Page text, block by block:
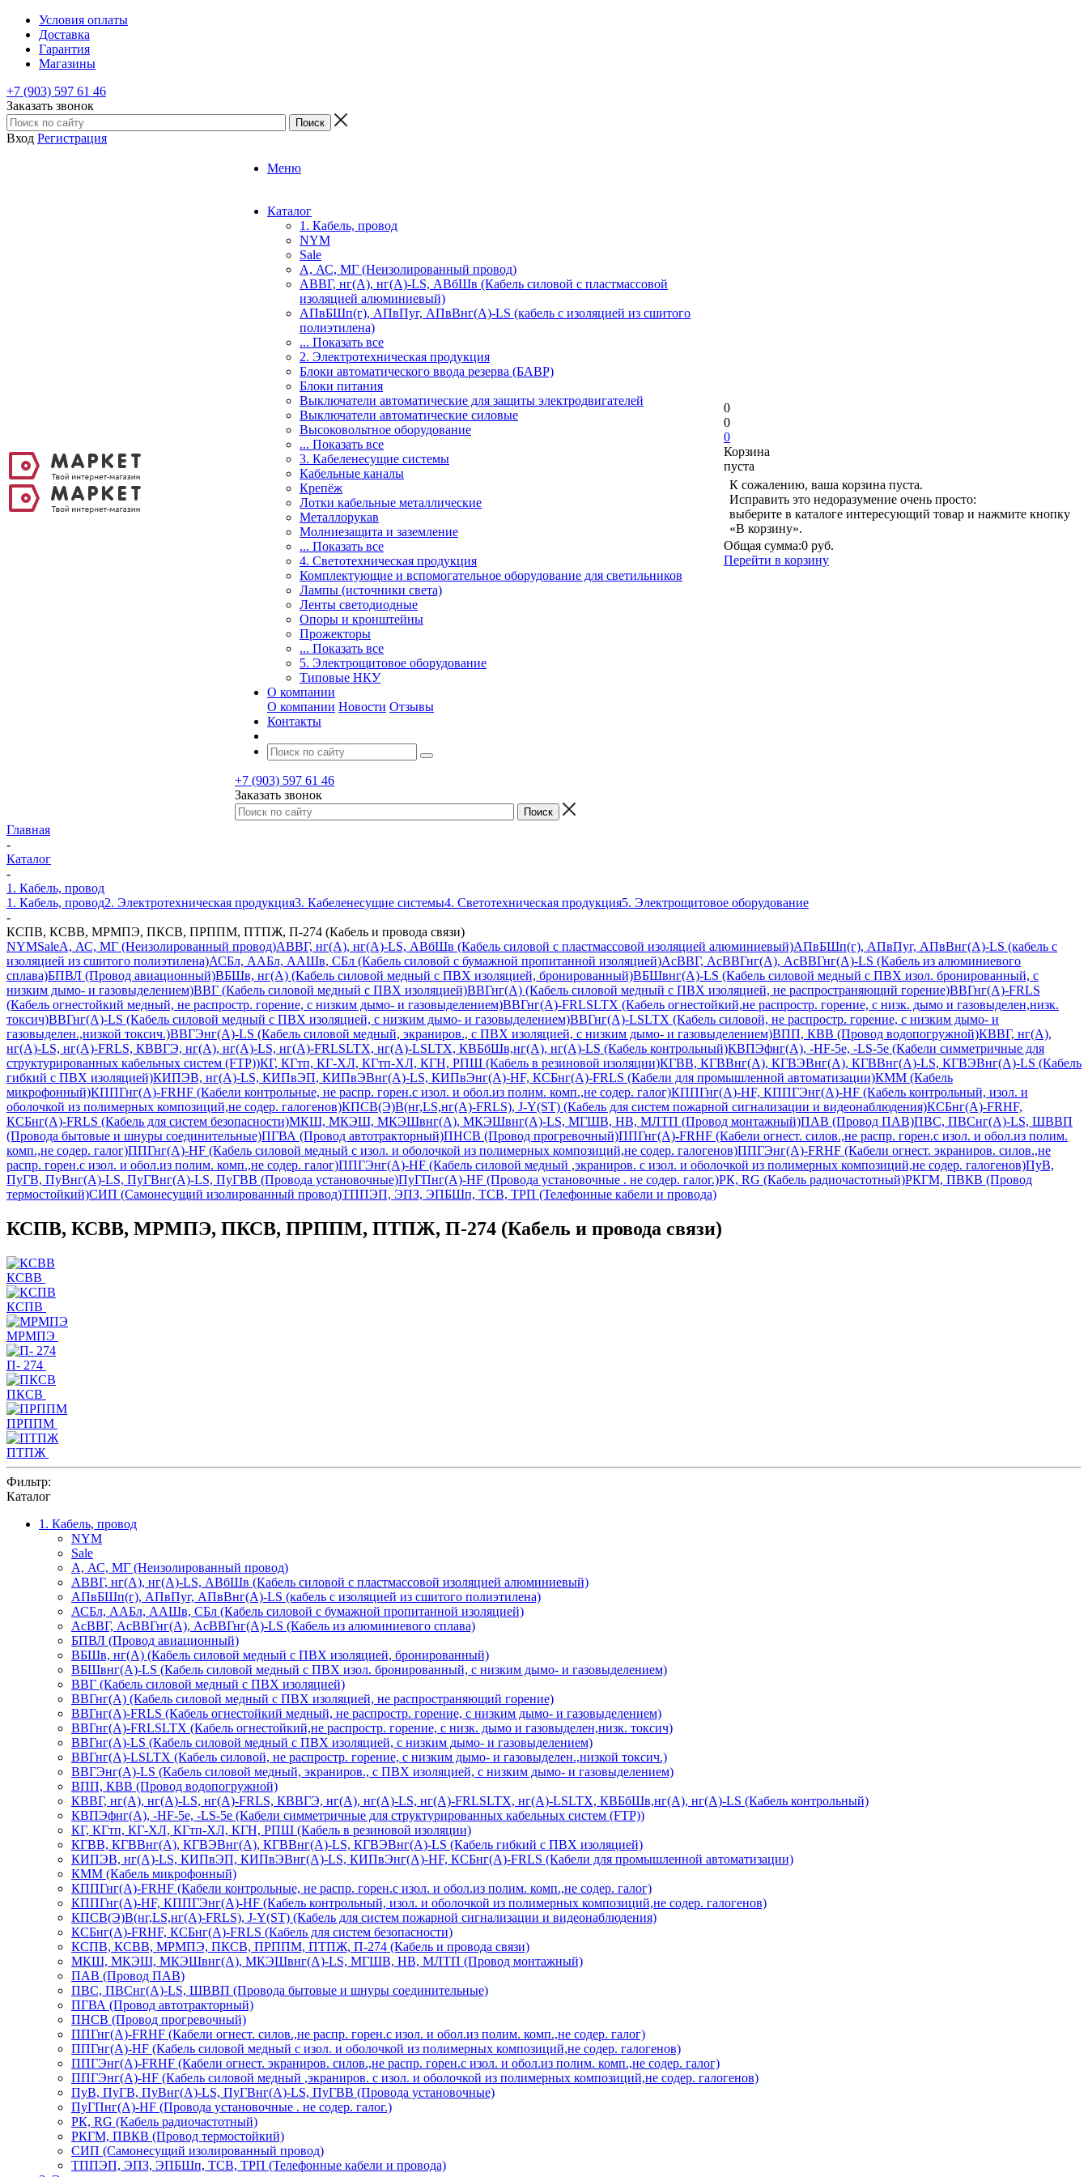
Условия оплаты
Доставка
Гарантия
Магазины
+7 (903) 597 61 46
Заказать звонок
Вход Регистрация
Меню
Каталог
1. Кабель, провод
NYM
Sale
А, АС, МГ (Неизолированный провод)
АВВГ, нг(А), нг(А)-LS, АВбШв (Кабель силовой с пластмассовой
изоляцией алюминиевый)
АПвБШп(г), АПвПуг, АПвВнг(А)-LS (кабель с изоляцией из сшитого
полиэтилена)
... Показать все
2. Электротехническая продукция
Блоки автоматического ввода резерва (БАВР)
Блоки питания
Выключатели автоматические для защиты электродвигателей
Выключатели автоматические силовые
Высоковольтное оборудование
... Показать все
3. Кабеленесущие системы
Кабельные каналы
Крепёж
Лотки кабельные металлические
Металлорукав
Молниезащита и заземление
... Показать все
4. Светотехническая продукция
Комплектующие и вспомогательное оборудование для светильников
Лампы (источники света)
Ленты светодиодные
Опоры и кронштейны
Прожекторы
... Показать все
5. Электрощитовое оборудование
Типовые НКУ
О компании
О компании Новости Отзывы
Контакты
+7 (903) 597 61 46
Заказать звонок
0
0
0
Корзина
пуста
К сожалению, ваша корзина пуста.
Исправить это недоразумение очень просто:
выберите в каталоге интересующий товар и нажмите кнопку
«В корзину».
Общая сумма:0 руб.
Перейти в корзину
Главная
-
Каталог
-
1. Кабель, провод
1. Кабель, провод2. Электротехническая продукция3. Кабеленесущие системы4. Светотехническая продукция5. Электрощитовое оборудование
-
КСПВ, КСВВ, МРМПЭ, ПКСВ, ПРППМ, ПТПЖ, П-274 (Кабель и провода связи)
NYMSaleА, АС, МГ (Неизолированный провод)АВВГ, нг(А), нг(А)-LS, АВбШв (Кабель силовой с пластмассовой изоляцией алюминиевый)АПвБШп(г), АПвПуг, АПвВнг(А)-LS (кабель с
изоляцией из сшитого полиэтилена)АСБл, ААБл, ААШв, СБл (Кабель силовой с бумажной пропитанной изоляцией)АсВВГ, АсВВГнг(А), АсВВГнг(А)-LS (Кабель из алюминиевого
сплава)БПВЛ (Провод авиационный)ВБШв, нг(А) (Кабель силовой медный с ПВХ изоляцией, бронированный)ВБШвнг(А)-LS (Кабель силовой медный с ПВХ изол. бронированный, с
низким дымо- и газовыделением)ВВГ (Кабель силовой медный с ПВХ изоляцией)ВВГнг(А) (Кабель силовой медный с ПВХ изоляцией, не распространяющий горение)ВВГнг(А)-FRLS
(Кабель огнестойкий медный, не распростр. горение, с низким дымо- и газовыделением)ВВГнг(А)-FRLSLTX (Кабель огнестойкий,не распростр. горение, с низк. дымо и газовыделен,низк.
токсич)ВВГнг(А)-LS (Кабель силовой медный с ПВХ изоляцией, с низким дымо- и газовыделением)ВВГнг(А)-LSLTX (Кабель силовой, не распростр. горение, с низким дымо- и
газовыделен.,низкой токсич.)ВВГЭнг(А)-LS (Кабель силовой медный, экраниров., с ПВХ изоляцией, с низким дымо- и газовыделением)ВПП, КВВ (Провод водопогружной)КВВГ, нг(А),
нг(А)-LS, нг(А)-FRLS, КВВГЭ, нг(А), нг(А)-LS, нг(А)-FRLSLTX, нг(А)-LSLTX, КВБбШв,нг(А), нг(А)-LS (Кабель контрольный)КВПЭфнг(А), -HF-5e, -LS-5е (Кабели симметричные для
структурированных кабельных систем (FTP))КГ, КГтп, КГ-ХЛ, КГтп-ХЛ, КГН, РПШ (Кабель в резиновой изоляции)КГВВ, КГВВнг(А), КГВЭВнг(А), КГВВнг(А)-LS, КГВЭВнг(А)-LS (Кабель
гибкий с ПВХ изоляцией)КИПЭВ, нг(А)-LS, КИПвЭП, КИПвЭВнг(А)-LS, КИПвЭнг(А)-HF, КСБнг(А)-FRLS (Кабели для промышленной автоматизации)КММ (Кабель
микрофонный)КППГнг(А)-FRHF (Кабели контрольные, не распр. горен.с изол. и обол.из полим. комп.,не содер. галог)КППГнг(А)-HF, КППГЭнг(А)-HF (Кабель контрольный, изол. и
оболочкой из полимерных композиций,не содер. галогенов)КПСВ(Э)В(нг,LS,нг(А)-FRLS), J-Y(ST) (Кабель для систем пожарной сигнализации и видеонаблюдения)КСБнг(А)-FRHF,
КСБнг(А)-FRLS (Кабель для систем безопасности)МКШ, МКЭШ, МКЭШвнг(А), МКЭШвнг(А)-LS, МГШВ, НВ, МЛТП (Провод монтажный)ПАВ (Провод ПАВ)ПВС, ПВСнг(А)-LS, ШВВП
(Провода бытовые и шнуры соединительные)ПГВА (Провод автотракторный)ПНСВ (Провод прогревочный)ППГнг(А)-FRHF (Кабели огнест. силов.,не распр. горен.с изол. и обол.из полим.
комп.,не содер. галог)ППГнг(А)-HF (Кабель силовой медный с изол. и оболочкой из полимерных композиций,не содер. галогенов)ППГЭнг(А)-FRHF (Кабели огнест. экраниров. силов.,не
распр. горен.с изол. и обол.из полим. комп.,не содер. галог)ППГЭнг(А)-HF (Кабель силовой медный ,экраниров. с изол. и оболочкой из полимерных композиций,не содер. галогенов)ПуВ,
ПуГВ, ПуВнг(А)-LS, ПуГВнг(А)-LS, ПуГВВ (Провода установочные)ПуГПнг(A)-HF (Провода установочные . не содер. галог.)РК, RG (Кабель радиочастотный)РКГМ, ПВКВ (Провод
термостойкий)СИП (Самонесущий изолированный провод)ТППЭП, ЭПЗ, ЭПБШп, ТСВ, ТРП (Телефонные кабели и провода)
КСПВ, КСВВ, МРМПЭ, ПКСВ, ПРППМ, ПТПЖ, П-274 (Кабель и провода связи)
КСВВ
КСПВ
МРМПЭ
П- 274
ПКСВ
ПРППМ
ПТПЖ
Фильтр:
Каталог
1. Кабель, провод
NYM
Sale
А, АС, МГ (Неизолированный провод)
АВВГ, нг(А), нг(А)-LS, АВбШв (Кабель силовой с пластмассовой изоляцией алюминиевый)
АПвБШп(г), АПвПуг, АПвВнг(А)-LS (кабель с изоляцией из сшитого полиэтилена)
АСБл, ААБл, ААШв, СБл (Кабель силовой с бумажной пропитанной изоляцией)
АсВВГ, АсВВГнг(А), АсВВГнг(А)-LS (Кабель из алюминиевого сплава)
БПВЛ (Провод авиационный)
ВБШв, нг(А) (Кабель силовой медный с ПВХ изоляцией, бронированный)
ВБШвнг(А)-LS (Кабель силовой медный с ПВХ изол. бронированный, с низким дымо- и газовыделением)
ВВГ (Кабель силовой медный с ПВХ изоляцией)
ВВГнг(А) (Кабель силовой медный с ПВХ изоляцией, не распространяющий горение)
ВВГнг(А)-FRLS (Кабель огнестойкий медный, не распростр. горение, с низким дымо- и газовыделением)
ВВГнг(А)-FRLSLTX (Кабель огнестойкий,не распростр. горение, с низк. дымо и газовыделен,низк. токсич)
ВВГнг(А)-LS (Кабель силовой медный с ПВХ изоляцией, с низким дымо- и газовыделением)
ВВГнг(А)-LSLTX (Кабель силовой, не распростр. горение, с низким дымо- и газовыделен.,низкой токсич.)
ВВГЭнг(А)-LS (Кабель силовой медный, экраниров., с ПВХ изоляцией, с низким дымо- и газовыделением)
ВПП, КВВ (Провод водопогружной)
КВВГ, нг(А), нг(А)-LS, нг(А)-FRLS, КВВГЭ, нг(А), нг(А)-LS, нг(А)-FRLSLTX, нг(А)-LSLTX, КВБбШв,нг(А), нг(А)-LS (Кабель контрольный)
КВПЭфнг(А), -HF-5e, -LS-5е (Кабели симметричные для структурированных кабельных систем (FTP))
КГ, КГтп, КГ-ХЛ, КГтп-ХЛ, КГН, РПШ (Кабель в резиновой изоляции)
КГВВ, КГВВнг(А), КГВЭВнг(А), КГВВнг(А)-LS, КГВЭВнг(А)-LS (Кабель гибкий с ПВХ изоляцией)
КИПЭВ, нг(А)-LS, КИПвЭП, КИПвЭВнг(А)-LS, КИПвЭнг(А)-HF, КСБнг(А)-FRLS (Кабели для промышленной автоматизации)
КММ (Кабель микрофонный)
КППГнг(А)-FRHF (Кабели контрольные, не распр. горен.с изол. и обол.из полим. комп.,не содер. галог)
КППГнг(А)-HF, КППГЭнг(А)-HF (Кабель контрольный, изол. и оболочкой из полимерных композиций,не содер. галогенов)
КПСВ(Э)В(нг,LS,нг(А)-FRLS), J-Y(ST) (Кабель для систем пожарной сигнализации и видеонаблюдения)
КСБнг(А)-FRHF, КСБнг(А)-FRLS (Кабель для систем безопасности)
КСПВ, КСВВ, МРМПЭ, ПКСВ, ПРППМ, ПТПЖ, П-274 (Кабель и провода связи)
МКШ, МКЭШ, МКЭШвнг(А), МКЭШвнг(А)-LS, МГШВ, НВ, МЛТП (Провод монтажный)
ПАВ (Провод ПАВ)
ПВС, ПВСнг(А)-LS, ШВВП (Провода бытовые и шнуры соединительные)
ПГВА (Провод автотракторный)
ПНСВ (Провод прогревочный)
ППГнг(А)-FRHF (Кабели огнест. силов.,не распр. горен.с изол. и обол.из полим. комп.,не содер. галог)
ППГнг(А)-HF (Кабель силовой медный с изол. и оболочкой из полимерных композиций,не содер. галогенов)
ППГЭнг(А)-FRHF (Кабели огнест. экраниров. силов.,не распр. горен.с изол. и обол.из полим. комп.,не содер. галог)
ППГЭнг(А)-HF (Кабель силовой медный ,экраниров. с изол. и оболочкой из полимерных композиций,не содер. галогенов)
ПуВ, ПуГВ, ПуВнг(А)-LS, ПуГВнг(А)-LS, ПуГВВ (Провода установочные)
ПуГПнг(A)-HF (Провода установочные . не содер. галог.)
РК, RG (Кабель радиочастотный)
РКГМ, ПВКВ (Провод термостойкий)
СИП (Самонесущий изолированный провод)
ТППЭП, ЭПЗ, ЭПБШп, ТСВ, ТРП (Телефонные кабели и провода)